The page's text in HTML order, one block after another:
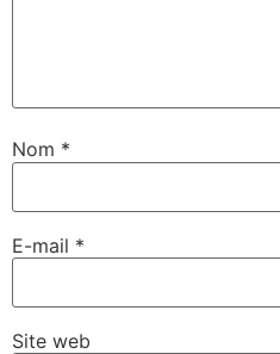
Nom *
E-mail *
Site web